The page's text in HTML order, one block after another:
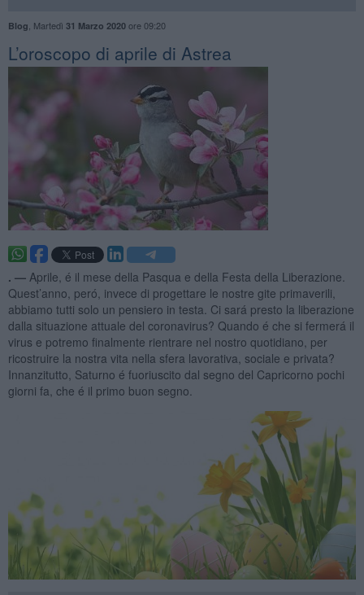
Blog Martedì 31 Marzo 2020ore 09:20
​L’oroscopo di aprile di Astrea
. — Aprile, é il mese della Pasqua e della Festa della Liberazione.
Quest’anno, peró, invece di progettare le nostre gite primaverili,
abbiamo tutti solo un pensiero in testa. Ci sará presto la liberazione
dalla situazione attuale del coronavirus? Quando é che si fermerá il
virus e potremo finalmente rientrare nel nostro quotidiano, per
ricostruire la nostra vita nella sfera lavorativa, sociale e privata?
Innanzitutto, Saturno é fuoriuscito dal segno del Capricorno pochi
giorni fa, che é il primo buon segno.